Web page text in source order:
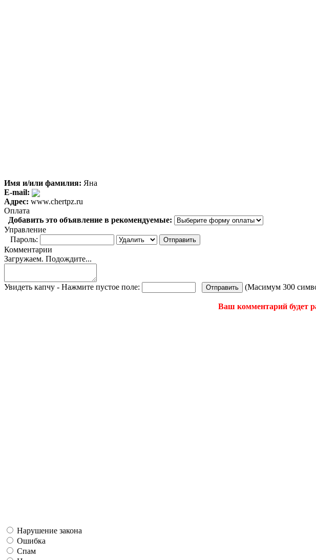
Имя и/или фамилия: Яна
E-mail:
Адрес: www.chertpz.ru
Оплата
Добавить это объявление в рекомендуемые:
Управление
Пароль:
Комментарии
Загружаем. Подождите...
Увидеть капчу - Нажмите пустое поле: (Масимум 300
Ваш комментарий будет
Нарушение закона
Ошибка
Спам